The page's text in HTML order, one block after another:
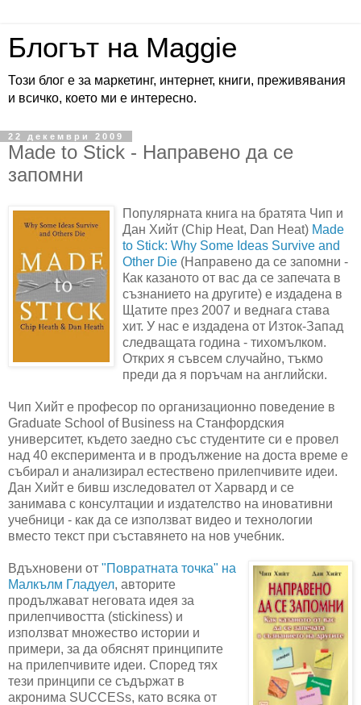
Блогът на Maggie
Този блог е за маркетинг, интернет, книги, преживявания
и всичко, което ми е интересно.
22 декември 2009
Made to Stick - Направено да се
запомни
Популярната книга на братята Чип и
Дан Хийт (Chip Heat, Dan Heat) Made
to Stick: Why Some Ideas Survive and
Other Die (Направено да се запомни -
Как казаното от вас да се запечата в
съзнанието на другите) е издадена в
Щатите през 2007 и веднага става
хит. У нас е издадена от Изток-Запад
следващата година - тихомълком.
Открих я съвсем случайно, тъкмо
преди да я поръчам на английски.
Чип Хийт е професор по организационно поведение в
Graduate School of Business на Станфордския
университет, където заедно със студентите си е провел
над 40 експеримента и в продължение на доста време е
събирал и анализирал естествено прилепчивите идеи.
Дан Хийт е бивш изследовател от Харвард и се
занимава с консултации и издателство на иновативни
учебници - как да се използват видео и технологии
вместо текст при съставянето на нов учебник.
Вдъхновени от "Повратната точка" на
Малкълм Гладуел, авторите
продължават неговата идея за
прилепчивостта (stickiness) и
използват множество истории и
примери, за да обяснят принципите
на прилепчивите идеи. Според тях
тези принципи се съдържат в
акронима SUCCESs, като всяка от